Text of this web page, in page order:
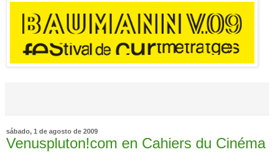
sábado, 1 de agosto de 2009
Venuspluton!com en Cahiers du Cinéma